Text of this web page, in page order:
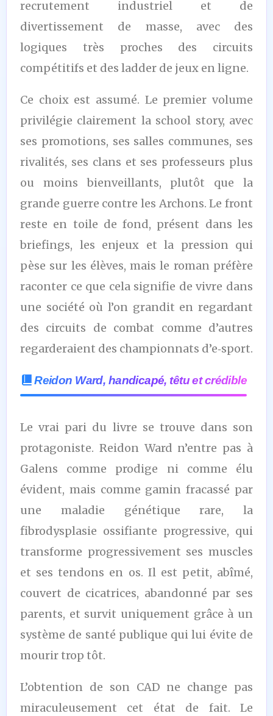
recrutement industriel et de
divertissement de masse, avec des
logiques très proches des circuits
compétitifs et des ladder de jeux en ligne.
Ce choix est assumé. Le premier volume
privilégie clairement la school story, avec
ses promotions, ses salles communes, ses
rivalités, ses clans et ses professeurs plus
ou moins bienveillants, plutôt que la
grande guerre contre les Archons. Le front
reste en toile de fond, présent dans les
briefings, les enjeux et la pression qui
pèse sur les élèves, mais le roman préfère
raconter ce que cela signifie de vivre dans
une société où l’on grandit en regardant
des circuits de combat comme d’autres
regarderaient des championnats d’e‑sport.
Reidon Ward, handicapé, têtu et crédible
Le vrai pari du livre se trouve dans son
protagoniste. Reidon Ward n’entre pas à
Galens comme prodige ni comme élu
évident, mais comme gamin fracassé par
une maladie génétique rare, la
fibrodysplasie ossifiante progressive, qui
transforme progressivement ses muscles
et ses tendons en os. Il est petit, abîmé,
couvert de cicatrices, abandonné par ses
parents, et survit uniquement grâce à un
système de santé publique qui lui évite de
mourir trop tôt.
L’obtention de son CAD ne change pas
miraculeusement cet état de fait. Le